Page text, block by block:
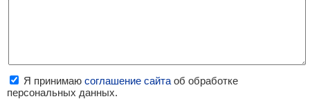
Я принимаю соглашение сайта об обработке
персональных данных.